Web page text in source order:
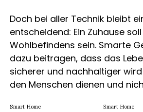
Doch bei aller Technik bleibt
entscheidend: Ein Zuhause
Wohlbefindens sein. Smarte
dazu beitragen, dass das
sicherer und nachhaltiger
den Menschen dienen und
Smart Home Smart Home